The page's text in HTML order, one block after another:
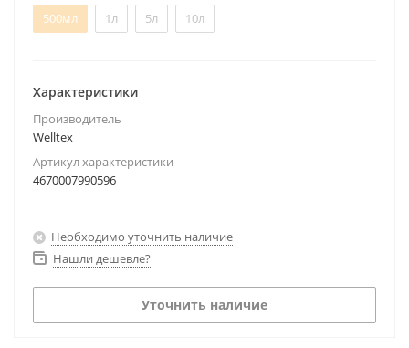
500мл
1л 5л 10л
Характеристики
Производитель
Welltex
Артикул характеристики
4670007990596
Необходимо уточнить наличие
Нашли дешевле?
Уточнить наличие